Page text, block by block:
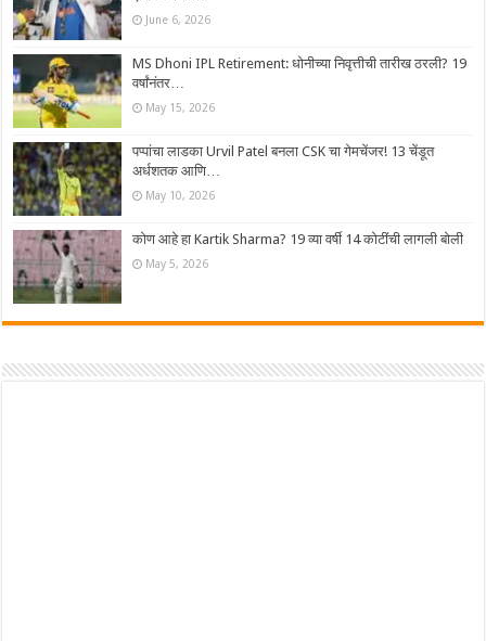
June 6, 2026
MS Dhoni IPL Retirement: धोनीच्या निवृत्तीची तारीख ठरली? 19
वर्षांनंतर…
May 15, 2026
पप्पांचा लाडका Urvil Patel बनला CSK चा गेमचेंजर! 13 चेंडूत
अर्धशतक आणि…
May 10, 2026
कोण आहे हा Kartik Sharma? 19 व्या वर्षी 14 कोटींची लागली बोली
May 5, 2026